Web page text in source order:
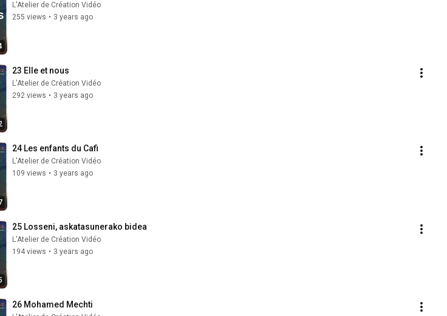
L'Atelier de Création Vidéo
255 views • 3 years ago
23 Elle et nous
L'Atelier de Création Vidéo
292 views • 3 years ago
24 Les enfants du Cafi
L'Atelier de Création Vidéo
109 views • 3 years ago
25 Losseni, askatasunerako bidea
L'Atelier de Création Vidéo
194 views • 3 years ago
26 Mohamed Mechti